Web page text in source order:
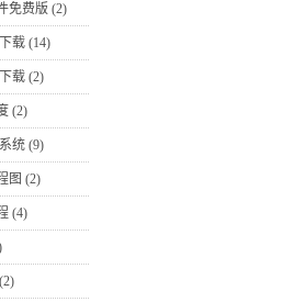
免费版 (2)
载 (14)
载 (2)
(2)
统 (9)
图 (2)
(4)
(2)